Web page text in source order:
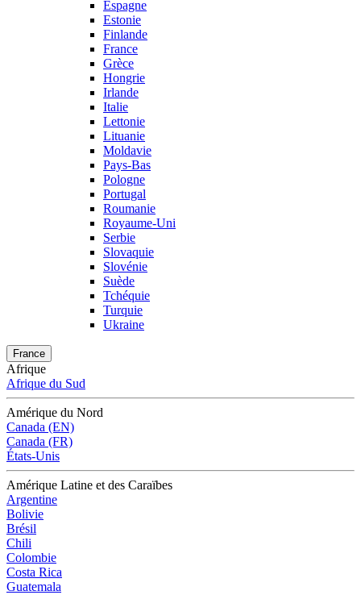
Espagne
Estonie
Finlande
France
Grèce
Hongrie
Irlande
Italie
Lettonie
Lituanie
Moldavie
Pays-Bas
Pologne
Portugal
Roumanie
Royaume-Uni
Serbie
Slovaquie
Slovénie
Suède
Tchéquie
Turquie
Ukraine
France
Afrique
Afrique du Sud
Amérique du Nord
Canada (EN)
Canada (FR)
États-Unis
Amérique Latine et des Caraïbes
Argentine
Bolivie
Brésil
Chili
Colombie
Costa Rica
Guatemala